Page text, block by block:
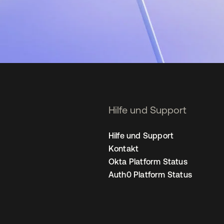
Hilfe und Support
Hilfe und Support
Kontakt
Okta Platform Status
Auth0 Platform Status